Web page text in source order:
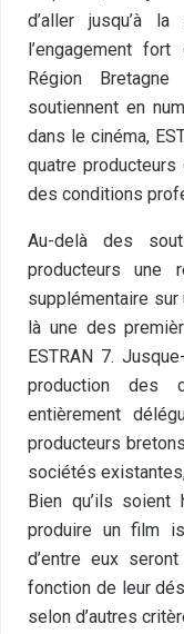
d’aller jusqu’à
l’engagement
Région
soutiennent en
dans le cinéma,
quatre producteurs
des conditions
Au-delà des
producteurs une
supplémentaire
là une des
ESTRAN 7.
production des
entièrement
producteurs
sociétés
Bien qu’ils soient
produire un film
d’entre eux
fonction de leur
selon d’autres